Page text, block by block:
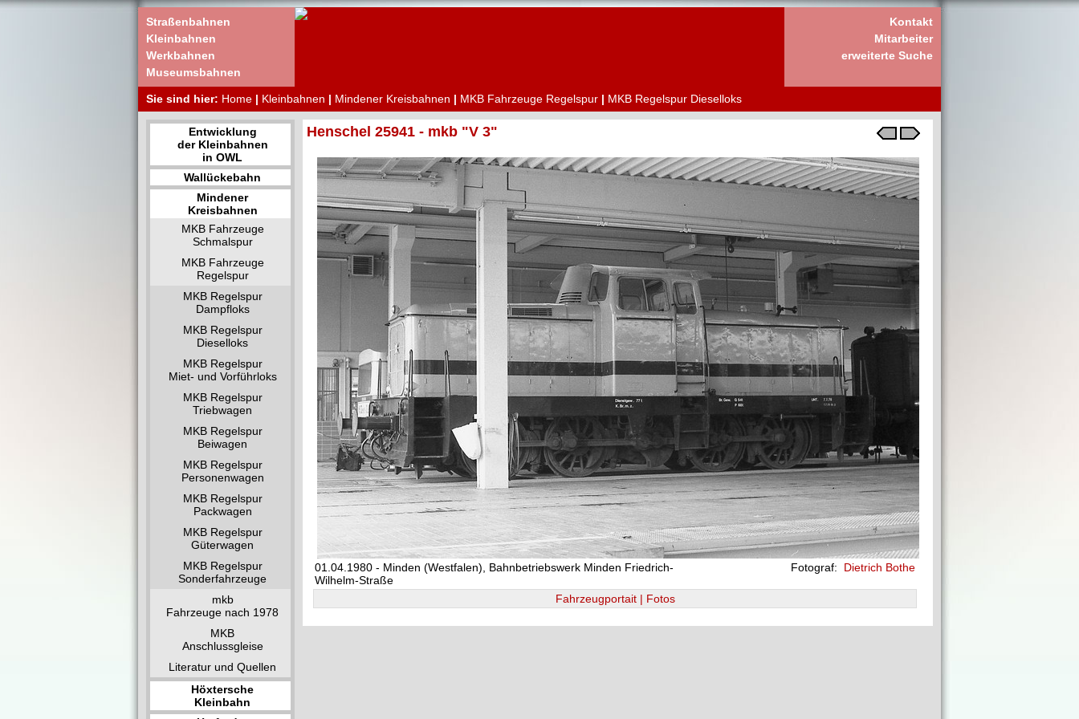
Straßenbahnen
Kleinbahnen
Werkbahnen
Museumsbahnen
Kontakt
Mitarbeiter
erweiterte Suche
Sie sind hier: Home | Kleinbahnen | Mindener Kreisbahnen | MKB Fahrzeuge Regelspur | MKB Regelspur Dieselloks
Entwicklung
der Kleinbahnen
in OWL
Wallückebahn
Mindener
Kreisbahnen
MKB Fahrzeuge
Schmalspur
MKB Fahrzeuge
Regelspur
MKB Regelspur
Dampfloks
MKB Regelspur
Dieselloks
MKB Regelspur
Miet- und Vorführloks
MKB Regelspur
Triebwagen
MKB Regelspur
Beiwagen
MKB Regelspur
Personenwagen
MKB Regelspur
Packwagen
MKB Regelspur
Güterwagen
MKB Regelspur
Sonderfahrzeuge
mkb
Fahrzeuge nach 1978
MKB
Anschlussgleise
Literatur und Quellen
Höxtersche
Kleinbahn
Henschel 25941 - mkb "V 3"
01.04.1980 - Minden (Westfalen), Bahnbetriebswerk Minden Friedrich-
Wilhelm-Straße
Fotograf: Dietrich Bothe
Fahrzeugportait | Fotos